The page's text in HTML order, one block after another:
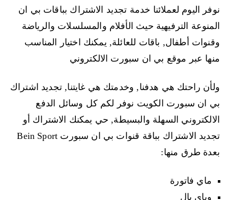
نوفر اليوم لعملائنا خدمة تجديد الاشتراك بباقات بي ان
المنوعة الترفيهية حيث الأفلام والمسلسلات والرياضة
وقنوات أطفال, باقات للعائلة, يمكنك اختيار المناسب
منها عبر موقع بي ان سبورت الالكتروني
ولأن راحتك هي هدفنا, وخدمتك هي غايتنا, تجديد اشتراك
بي ان سبورت الكويت نوفر لكم كل وسائل الدفع
الالكتروني السهلة والبسيطة, حي يمكنك الاشتراك أو
تجديد الاشتراك بباقة قنوات بي ان سبورت Bein Sport
بعدة طرق منها:
ماي فاتورة
وباي بال